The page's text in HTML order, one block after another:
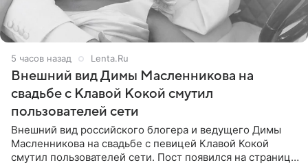
5 часов назад Lenta.Ru
Внешний вид Димы Масленникова на
свадьбе с Клавой Кокой смутил
пользователей сети
Внешний вид российского блогера и ведущего Димы
Масленникова на свадьбе с певицей Клавой Кокой
смутил пользователей сети. Пост появился на странице